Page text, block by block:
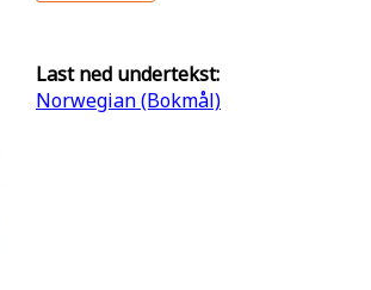
Last ned undertekst:
Norwegian (Bokmål)